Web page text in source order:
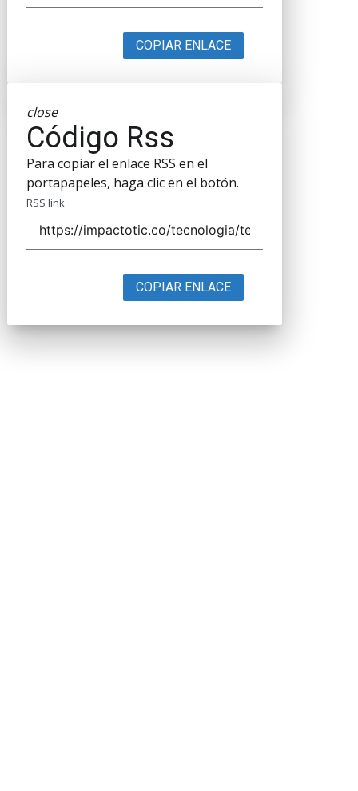
COPIAR ENLACE
close
Código Rss
Para copiar el enlace RSS en el
portapapeles, haga clic en el botón.
RSS link
COPIAR ENLACE